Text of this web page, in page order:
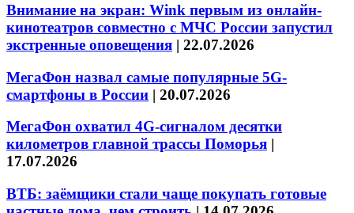
Внимание на экран: Wink первым из онлайн-
кинотеатров совместно с МЧС России запустил
экстренные оповещения | 22.07.2026
МегаФон назвал самые популярные 5G-
смартфоны в России | 20.07.2026
МегаФон охватил 4G-сигналом десятки
километров главной трассы Поморья |
17.07.2026
ВТБ: заёмщики стали чаще покупать готовые